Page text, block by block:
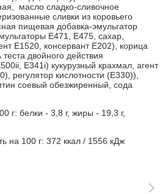
масло сладко-сливочное
сливки из коровьего
пищевая добавка-эмульгатор
Е471, Е475, сахар,
Е1520, консервант Е202), корица
двойного действия
E341i) кукурузный крахмал, агент
регулятор кислотности (Е330)),
соевый обезжиренный, сода
г: белки - 3,8 г, жиры - 19,3 г,
на 100 г: 372 ккал / 1556 кДж